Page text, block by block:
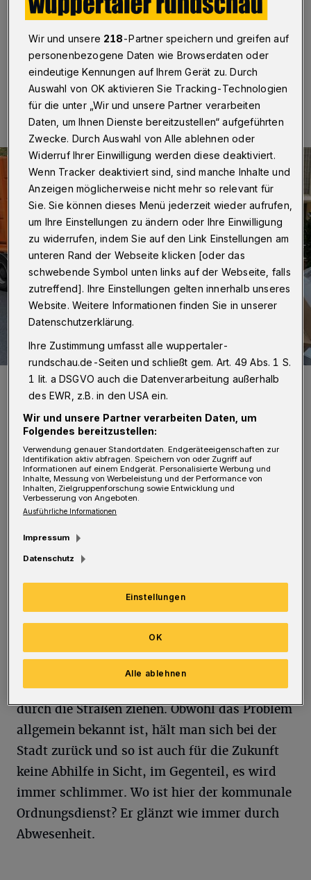
Wuppertal·Betr.: Sperrmüll-Durchsucher in
10.05.2024 , 20:08 Uhr Eine Minute Lesezeit
Symbolbild.
Foto: AWG
E s war mal wieder soweit! Obwohl es
nicht erlaubt ist, bereitgestellten Müll
durchsuchen, durchkämmen professionell
organisierte Gruppen zentralgesteuert
Wuppertal. Sämtlicher Müll wird durchwühlt
und alles gut über den Gehweg verteilt, zum
Es ist immer wieder die Zeit der weißen
Kleintransporter, die vollbepackt mit Sperrgut
durch die Straßen ziehen. Obwohl das Problem
allgemein bekannt ist, hält man sich bei der
Stadt zurück und so ist auch für die Zukunft
keine Abhilfe in Sicht, im Gegenteil, es wird
immer schlimmer. Wo ist hier der kommunale
Ordnungsdienst? Er glänzt wie immer durch
Abwesenheit.
Wir und unsere 218-Partner speichern und greifen auf
personenbezogene Daten wie Browserdaten oder
eindeutige Kennungen auf Ihrem Gerät zu. Durch
Auswahl von OK aktivieren Sie Tracking-Technologien
für die unter „Wir und unsere Partner verarbeiten
Daten, um Ihnen Dienste bereitzustellen“ aufgeführten
Zwecke. Durch Auswahl von Alle ablehnen oder
Widerruf Ihrer Einwilligung werden diese deaktiviert.
Wenn Tracker deaktiviert sind, sind manche Inhalte und
Anzeigen möglicherweise nicht mehr so relevant für
Sie. Sie können dieses Menü jederzeit wieder aufrufen,
um Ihre Einstellungen zu ändern oder Ihre Einwilligung
zu widerrufen, indem Sie auf den Link Einstellungen am
unteren Rand der Webseite klicken [oder das
schwebende Symbol unten links auf der Webseite, falls
zutreffend]. Ihre Einstellungen gelten innerhalb unseres
Website. Weitere Informationen finden Sie in unserer
Datenschutzerklärung.
Ihre Zustimmung umfasst alle wuppertaler-
rundschau.de-Seiten und schließt gem. Art. 49 Abs. 1 S.
1 lit. a DSGVO auch die Datenverarbeitung außerhalb
des EWR, z.B. in den USA ein.
Wir und unsere Partner verarbeiten Daten, um
Folgendes bereitzustellen:
Verwendung genauer Standortdaten. Endgeräteeigenschaften zur
Identifikation aktiv abfragen. Speichern von oder Zugriff auf
Informationen auf einem Endgerät. Personalisierte Werbung und
Inhalte, Messung von Werbeleistung und der Performance von
Inhalten, Zielgruppenforschung sowie Entwicklung und
Verbesserung von Angeboten.
Ausführliche Informationen
Impressum
Datenschutz
Einstellungen
Alle ablehnen
OK